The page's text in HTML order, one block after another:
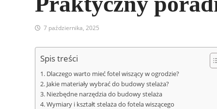
7 października, 2025
Spis treści
Dlaczego warto mieć fotel wiszący w ogrodzie?
Jakie materiały wybrać do budowy stelaża?
Niezbędne narzędzia do budowy stelaża
Wymiary i kształt stelaża do fotela wiszącego